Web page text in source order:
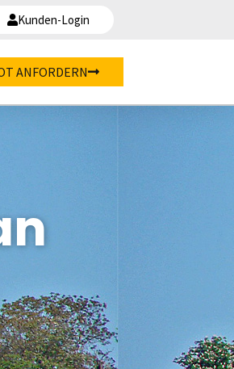
Kunden-Login
ANFORDERN